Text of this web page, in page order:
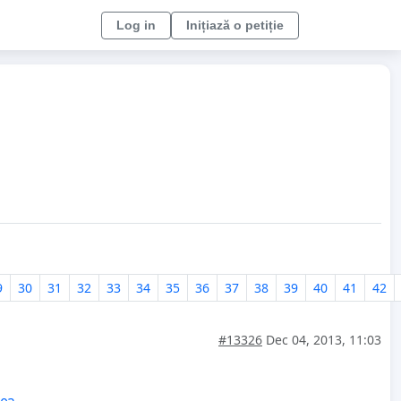
Log in Inițiază o petiție
30 31 32 33 34 35 36 37 38 39 40 41 42
#13326 Dec 04, 2013, 11:03